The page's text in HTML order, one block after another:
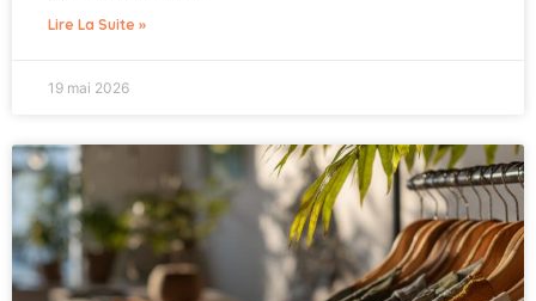
Lire La Suite »
19 mai 2026